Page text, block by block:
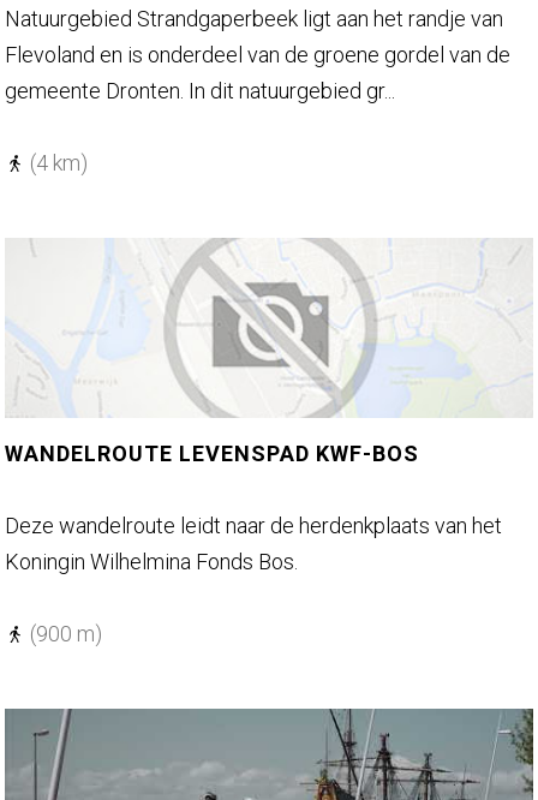
a
t
i
p
s
t
o
s
S
t
r
-
w
n
d
l
r
u
Natuurgebied Strandgaperbeek ligt aan het randje van
Flevoland en is onderdeel van de groene gordel van de
gemeente Dronten. In dit natuurgebied gr...
(4 km)
WANDELROUTE LEVENSPAD KWF-BOS
W
a
d
l
Deze wandelroute leidt naar de herdenkplaats van het
Koningin Wilhelmina Fonds Bos.
(900 m)